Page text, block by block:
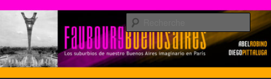
contenu
principal© faubourgbuenosaires.com